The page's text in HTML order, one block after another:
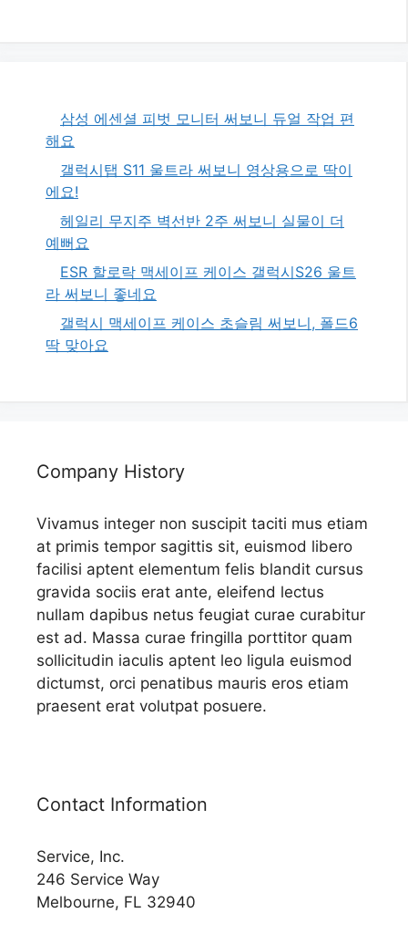
삼성 에센셜 피벗 모니터 써보니 듀얼 작업 편
해요
갤럭시탭 S11 울트라 써보니 영상용으로 딱이
에요!
헤일리 무지주 벽선반 2주 써보니 실물이 더
예뻐요
ESR 할로락 맥세이프 케이스 갤럭시S26 울트
라 써보니 좋네요
갤럭시 맥세이프 케이스 초슬림 써보니, 폴드6
딱 맞아요
Company History
Vivamus integer non suscipit taciti mus etiam
at primis tempor sagittis sit, euismod libero
facilisi aptent elementum felis blandit cursus
gravida sociis erat ante, eleifend lectus
nullam dapibus netus feugiat curae curabitur
est ad. Massa curae fringilla porttitor quam
sollicitudin iaculis aptent leo ligula euismod
dictumst, orci penatibus mauris eros etiam
praesent erat volutpat posuere.
Contact Information
Service, Inc.
246 Service Way
Melbourne, FL 32940